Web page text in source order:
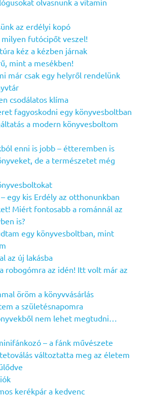
olvasnunk a vitamin
az erdélyi kopó
futócipőt veszel!
kéz a kézben járnak
mint a mesékben!
már csak egy helyről rendelünk
csodálatos klíma
fagyoskodni egy könyvesboltban
a modern könyvesboltom
enni is jobb – étteremben is
de a természetet még
egy kis Erdély az otthonunkban
Miért fontosabb a románnál az
is?
egy könyvesboltban, mint
az új lakásba
robogómra az idén! Itt volt már az
öröm a könyvvásárlás
a születésnapomra
nem lehet megtudni…
– a fánk művészete
változtatta meg az életem
kerékpár a kedvenc